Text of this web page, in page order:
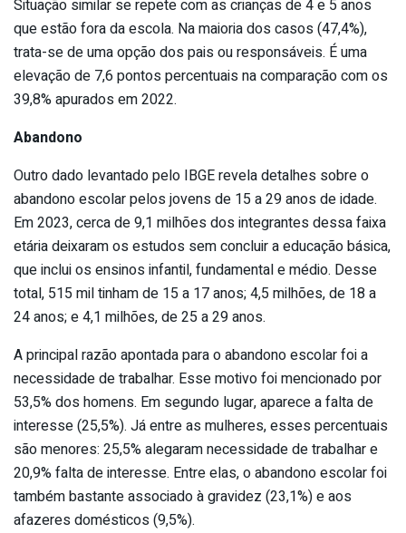
Situação similar se repete com as crianças de 4 e 5 anos
que estão fora da escola. Na maioria dos casos (47,4%),
trata-se de uma opção dos pais ou responsáveis. É uma
elevação de 7,6 pontos percentuais na comparação com os
39,8% apurados em 2022.
Abandono
Outro dado levantado pelo IBGE revela detalhes sobre o
abandono escolar pelos jovens de 15 a 29 anos de idade.
Em 2023, cerca de 9,1 milhões dos integrantes dessa faixa
etária deixaram os estudos sem concluir a educação básica,
que inclui os ensinos infantil, fundamental e médio. Desse
total, 515 mil tinham de 15 a 17 anos; 4,5 milhões, de 18 a
24 anos; e 4,1 milhões, de 25 a 29 anos.
A principal razão apontada para o abandono escolar foi a
necessidade de trabalhar. Esse motivo foi mencionado por
53,5% dos homens. Em segundo lugar, aparece a falta de
interesse (25,5%). Já entre as mulheres, esses percentuais
são menores: 25,5% alegaram necessidade de trabalhar e
20,9% falta de interesse. Entre elas, o abandono escolar foi
também bastante associado à gravidez (23,1%) e aos
afazeres domésticos (9,5%).